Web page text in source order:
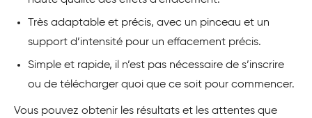
Très adaptable et précis, avec un pinceau et un
support d’intensité pour un effacement précis.
Simple et rapide, il n’est pas nécessaire de s’inscrire
ou de télécharger quoi que ce soit pour commencer.
Vous pouvez obtenir les résultats et les attentes que